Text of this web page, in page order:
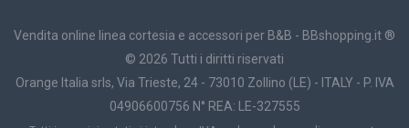
Vendita online linea cortesia e accessori per B&B - BBshopping.it ®
© 2026 Tutti i diritti riservati
Orange Italia srls, Via Trieste, 24 - 73010 Zollino (LE) - ITALY - P. IVA
04906600756 N° REA: LE-327555